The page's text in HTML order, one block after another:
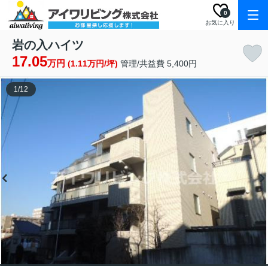
お気に入り
0
岩の入ハイツ
17.05万円 (1.11万円/坪) 管理/共益費 5,400円
1/12